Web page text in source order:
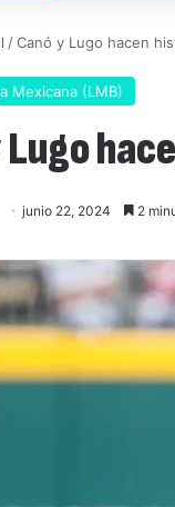
/Canó y Lugo hacen
Mexicana (LMB)
Lugo
junio 22, 2024 2